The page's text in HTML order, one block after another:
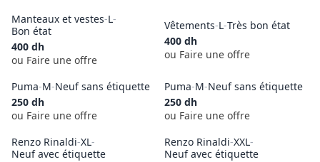
Manteaux et vestes-L-
Bon état
400 dh
ou Faire une offre
Vêtements-L-Très bon état
400 dh
ou Faire une offre
Puma-M-Neuf sans étiquette
250 dh
ou Faire une offre
Puma-M-Neuf sans étiquette
250 dh
ou Faire une offre
Renzo Rinaldi-XL-
Neuf avec étiquette
Renzo Rinaldi-XXL-
Neuf avec étiquette